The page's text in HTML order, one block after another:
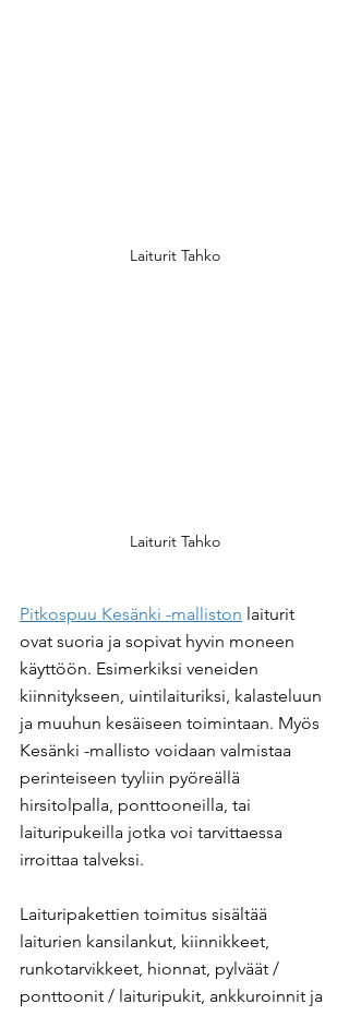
Laiturit Tahko
Laiturit Tahko
Pitkospuu Kesänki -malliston laiturit
ovat suoria ja sopivat hyvin moneen
käyttöön. Esimerkiksi veneiden
kiinnitykseen, uintilaituriksi, kalasteluun
ja muuhun kesäiseen toimintaan. Myös
Kesänki -mallisto voidaan valmistaa
perinteiseen tyyliin pyöreällä
hirsitolpalla, ponttooneilla, tai
laituripukeilla jotka voi tarvittaessa
irroittaa talveksi.
Laituripakettien toimitus sisältää
laiturien kansilankut, kiinnikkeet,
runkotarvikkeet, hionnat, pylväät /
ponttoonit / laituripukit, ankkuroinnit ja